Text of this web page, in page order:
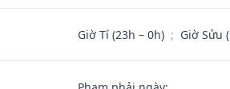
Giờ Tí (23h – 0h) ; Giờ Sửu